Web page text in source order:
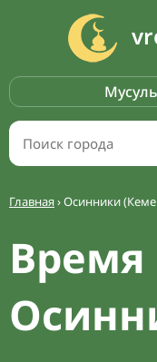
Главная›Осинники
Время